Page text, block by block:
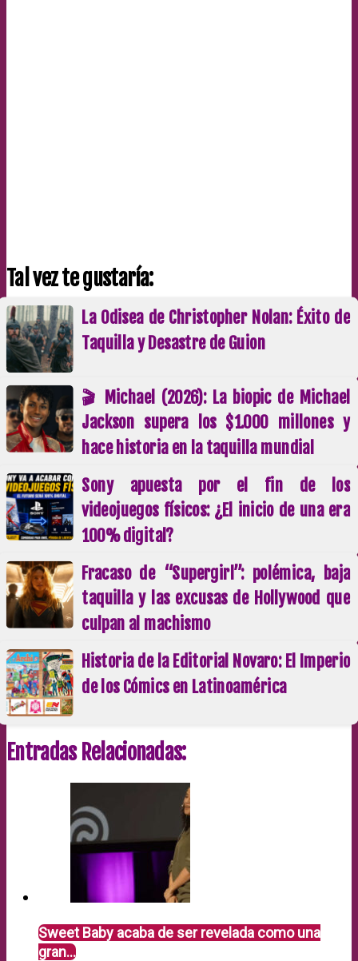
Tal vez te gustaría:
La Odisea de Christopher Nolan: Éxito de
Taquilla y Desastre de Guion
🎬 Michael (2026): La biopic de Michael
Jackson supera los $1.000 millones y
hace historia en la taquilla mundial
Sony apuesta por el fin de los
videojuegos físicos: ¿El inicio de una era
100% digital?
Fracaso de “Supergirl”: polémica, baja
taquilla y las excusas de Hollywood que
culpan al machismo
Historia de la Editorial Novaro: El Imperio
de los Cómics en Latinoamérica
Entradas Relacionadas:
Sweet Baby acaba de ser revelada como una
gran…